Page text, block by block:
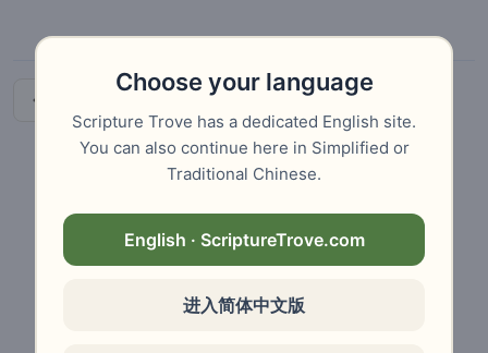
Choose your language
Scripture Trove has a dedicated English site.
You can also continue here in Simplified or
Traditional Chinese.
English · ScriptureTrove.com
进入简体中文版